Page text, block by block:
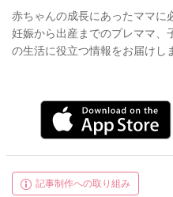
赤ちゃんの成長にあったママに
妊娠から出産までのプレママ、
の生活に役立つ情報をお届けし
記事制作への取り組み